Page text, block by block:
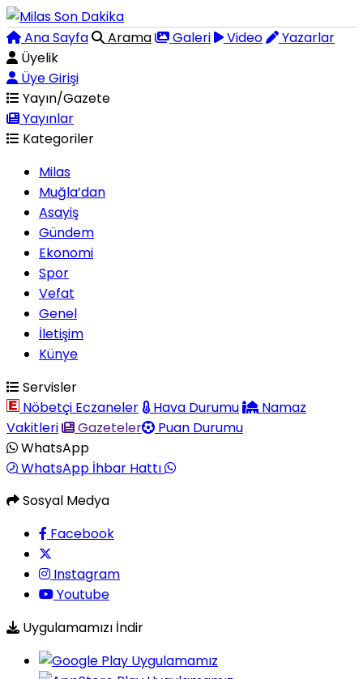
Ana Sayfa Arama Galeri Video
Yazarlar
Üyelik
Üye Girişi
Yayın/Gazete
Yayınlar
Kategoriler
Milas
Muğla’dan
Asayiş
Gündem
Ekonomi
Spor
Vefat
Genel
İletişim
Künye
Servisler
Nöbetçi Eczaneler
Hava Durumu
Namaz
Vakitleri
Gazeteler
Puan Durumu
WhatsApp
WhatsApp İhbar Hattı
Sosyal Medya
Facebook
Instagram
Youtube
Uygulamamızı İndir